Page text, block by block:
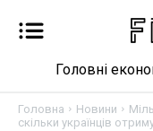
Головні
Головна Новини
скільки українців